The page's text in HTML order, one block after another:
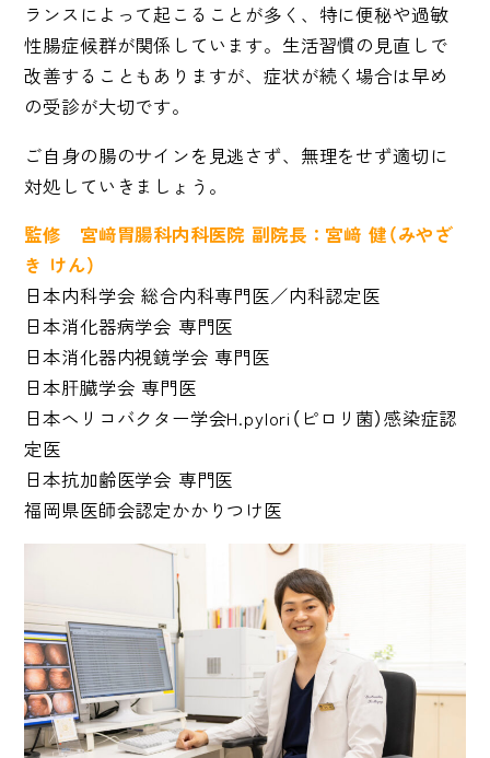
ランスによって起こることが多く、特に便秘や過敏
性腸症候群が関係しています。生活習慣の見直しで
改善することもありますが、症状が続く場合は早め
の受診が大切です。
ご自身の腸のサインを見逃さず、無理をせず適切に
対処していきましょう。
監修 宮﨑胃腸科内科医院 副院長：宮﨑 健（みやざ
き けん）
日本内科学会 総合内科専門医／内科認定医
日本消化器病学会 専門医
日本消化器内視鏡学会 専門医
日本肝臓学会 専門医
日本ヘリコバクター学会H.pylori（ピロリ菌）感染症認
定医
日本抗加齢医学会 専門医
福岡県医師会認定かかりつけ医